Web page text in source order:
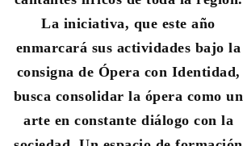
La iniciativa, que este año
enmarcará sus actividades bajo la
consigna de Ópera con Identidad,
busca consolidar la ópera como un
arte en constante diálogo con la